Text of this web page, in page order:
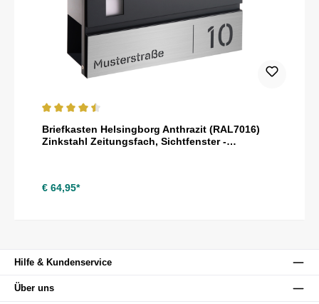
Durchschnittliche Bewertung von 4.5 von 5 Sternen
Briefkasten Helsingborg Anthrazit (RAL7016)
Zinkstahl Zeitungsfach, Sichtfenster -
€ 64,95*
Hilfe & Kundenservice
Über uns